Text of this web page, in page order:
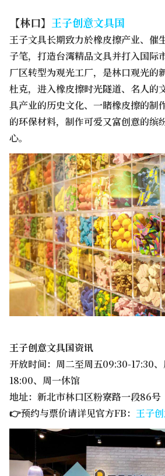
【林口】 王子创意文具国
王子文具长期致力於橡皮擦产业、催
子笔，打造台湾精品文具并打入国际
厂区转型为观光工厂，是林口观光的
杜克，进入橡皮擦时光隧道、名人的
具产业的历史文化、一睹橡皮擦的制
的环保材料，制作可爱又富创意的缤
心。
王子创意文具国资讯
开放时间：周二至周五09:30-17:30
18:00、周一休馆
地址：新北市林口区粉寮路一段86号
👉预约与票价请详见官方FB： 王子